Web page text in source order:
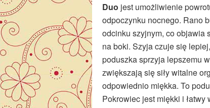
Duo jest umożliwienie
odpoczynku nocnego. Rano
odcinku szyjnym, co objawia
na boki. Szyja czuje się
poduszka sprzyja lepszemu
zwiększają się siły witalne
odpowiednio miękka. To
Pokrowiec jest miękki i łatwy